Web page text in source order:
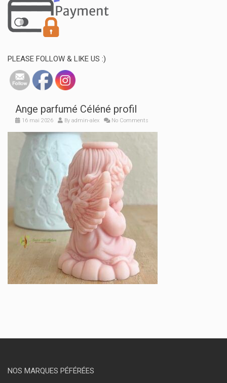
PLEASE FOLLOW & LIKE US :)
Ange parfumé Céléné profil
16 mai 2026 By admin-alex No Comments
NOS MARQUES PÉFÉRÉES